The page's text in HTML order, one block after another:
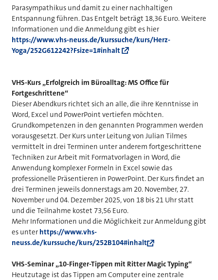
Parasympathikus und damit zu einer nachhaltigen
Entspannung führen. Das Entgelt beträgt 18,36 Euro. Weitere
Informationen und die Anmeldung gibt es hier
https://www.vhs-neuss.de/kurssuche/kurs/Herz-
Yoga/252G612242?Fsize=1#inhalt
VHS-Kurs „Erfolgreich im Büroalltag: MS Office für
Fortgeschrittene“
Dieser Abendkurs richtet sich an alle, die ihre Kenntnisse in
Word, Excel und PowerPoint vertiefen möchten.
Grundkompetenzen in den genannten Programmen werden
vorausgesetzt. Der Kurs unter Leitung von Julian Tilmes
vermittelt in drei Terminen unter anderem fortgeschrittene
Techniken zur Arbeit mit Formatvorlagen in Word, die
Anwendung komplexer Formeln in Excel sowie das
professionelle Präsentieren in PowerPoint. Der Kurs findet an
drei Terminen jeweils donnerstags am 20. November, 27.
November und 04. Dezember 2025, von 18 bis 21 Uhr statt
und die Teilnahme kostet 73,56 Euro.
Mehr Informationen und die Möglichkeit zur Anmeldung gibt
es unter https://www.vhs-
neuss.de/kurssuche/kurs/252B104#inhalt
VHS-Seminar „10-Finger-Tippen mit Ritter Magic Typing“
Heutzutage ist das Tippen am Computer eine zentrale